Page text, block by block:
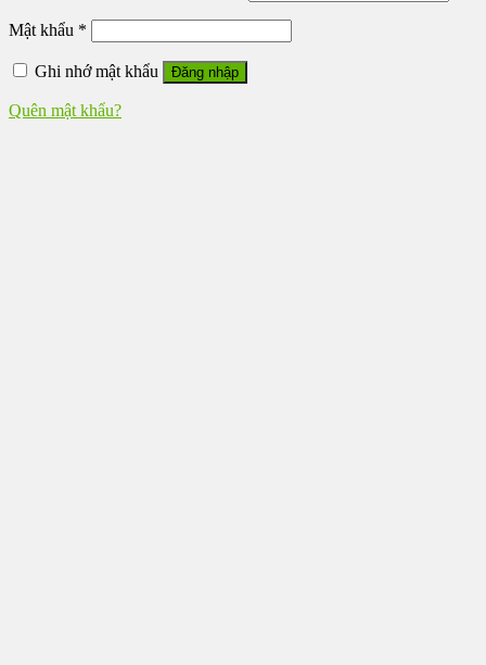
Mật khẩu *
Ghi nhớ mật khẩu Đăng nhập
Quên mật khẩu?